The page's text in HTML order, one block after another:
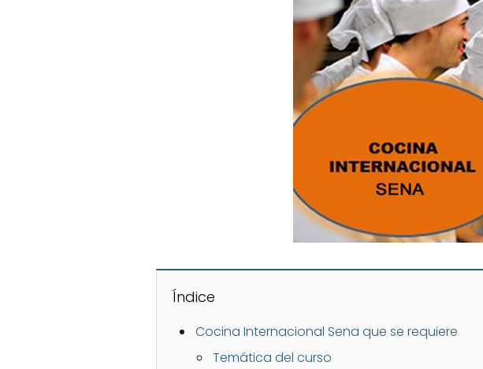
Índice
Cocina Internacional Sena que se requiere
Temática del curso